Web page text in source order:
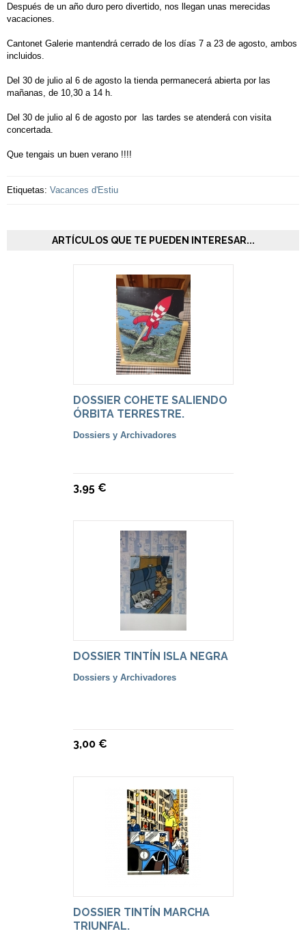
Después de un año duro pero divertido, nos llegan unas merecidas
vacaciones.
Cantonet Galerie mantendrá cerrado de los días 7 a 23 de agosto, ambos
incluidos.
Del 30 de julio al 6 de agosto la tienda permanecerá abierta por las
mañanas, de 10,30 a 14 h.
Del 30 de julio al 6 de agosto por las tardes se atenderá con visita
concertada.
Que tengais un buen verano !!!!
Etiquetas: Vacances d'Estiu
ARTÍCULOS QUE TE PUEDEN INTERESAR...
DOSSIER COHETE SALIENDO
ÓRBITA TERRESTRE.
Dossiers y Archivadores
3,95 €
DOSSIER TINTÍN ISLA NEGRA
Dossiers y Archivadores
3,00 €
DOSSIER TINTÍN MARCHA
TRIUNFAL.